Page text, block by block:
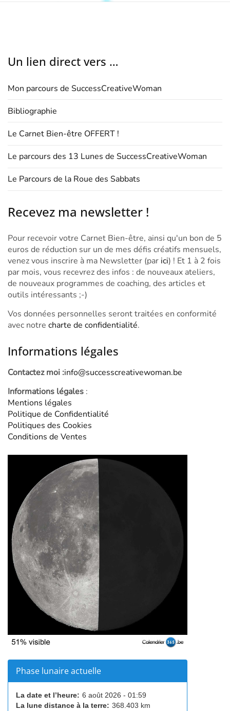
Un lien direct vers …
Mon parcours de SuccessCreativeWoman
Bibliographie
Le Carnet Bien-être OFFERT !
Le parcours des 13 Lunes de SuccessCreativeWoman
Le Parcours de la Roue des Sabbats
Recevez ma newsletter !
Pour recevoir votre Carnet Bien-être, ainsi qu'un bon de 5
euros de réduction sur un de mes défis créatifs mensuels,
venez vous inscrire à ma Newsletter (par ici) ! Et 1 à 2 fois
par mois, vous recevrez des infos : de nouveaux ateliers,
de nouveaux programmes de coaching, des articles et
outils intéressants ;-)
Vos données personnelles seront traitées en conformité
avec notre charte de confidentialité.
Informations légales
Contactez moi :info@successcreativewoman.be
Informations légales :
Mentions légales
Politique de Confidentialité
Politiques des Cookies
Conditions de Ventes
Phase lunaire actuelle
La date et l’heure: 6 août 2026 - 01:59
La lune distance à la terre: 368.403 km